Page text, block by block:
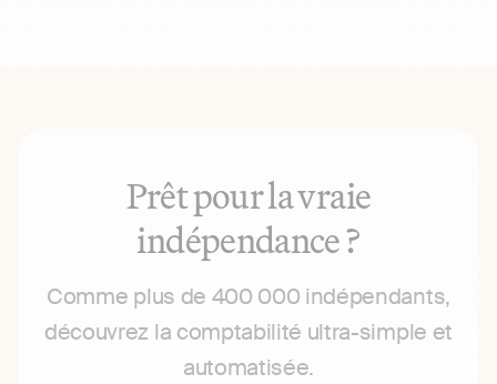
Prêt pour la vraie
indépendance ?
Comme plus de 400 000 indépendants,
découvrez la comptabilité ultra-simple et
automatisée.